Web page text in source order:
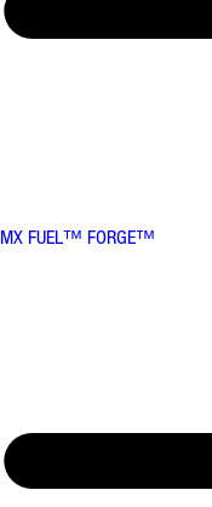
MX FUEL™ FORGE™